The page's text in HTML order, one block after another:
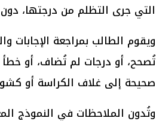
التي جرى التظلم من درجتها،
ويقوم الطالب بمراجعة الإجابات
تُصحح، أو درجات لم تُضاف، أو
صحيحة إلى غلاف الكراسة أو
وتُدون الملاحظات في النموذج